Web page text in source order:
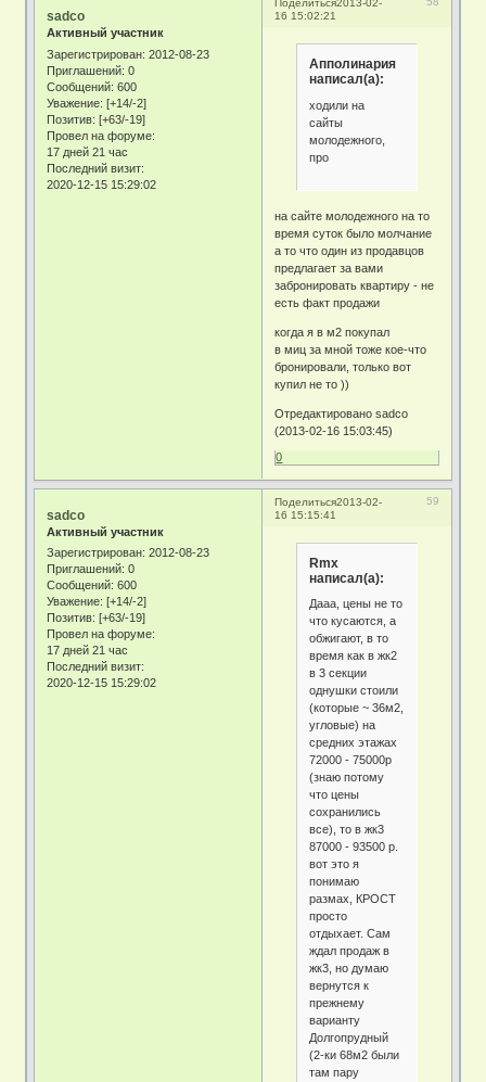
Поделиться2013-02-
16 15:02:21
sadco
Активный участник
Зарегистрирован: 2012-08-23
Приглашений: 0
Сообщений: 600
Уважение: [+14/-2]
Позитив: [+63/-19]
Провел на форуме:
17 дней 21 час
Последний визит:
2020-12-15 15:29:02
Апполинария
написал(а):
ходили на
сайты
молодежного,
про
на сайте молодежного на то
время суток было молчание
а то что один из продавцов
предлагает за вами
забронировать квартиру - не
есть факт продажи
когда я в м2 покупал
в миц за мной тоже кое-что
бронировали, только вот
купил не то ))
Отредактировано sadco
(2013-02-16 15:03:45)
0
Поделиться 59
2013-02-
16 15:15:41
sadco
Активный участник
Зарегистрирован: 2012-08-23
Приглашений: 0
Сообщений: 600
Уважение: [+14/-2]
Позитив: [+63/-19]
Провел на форуме:
17 дней 21 час
Последний визит:
2020-12-15 15:29:02
Rmx
написал(а):
Дааа, цены не то
что кусаются, а
обжигают, в то
время как в жк2
в 3 секции
однушки стоили
(которые ~ 36м2,
угловые) на
средних этажах
72000 - 75000р
(знаю потому
что цены
сохранились
все), то в жк3
87000 - 93500 р.
вот это я
понимаю
размах, КРОСТ
просто
отдыхает. Сам
ждал продаж в
жк3, но думаю
вернутся к
прежнему
варианту
Долгопрудный
(2-ки 68м2 были
там пару